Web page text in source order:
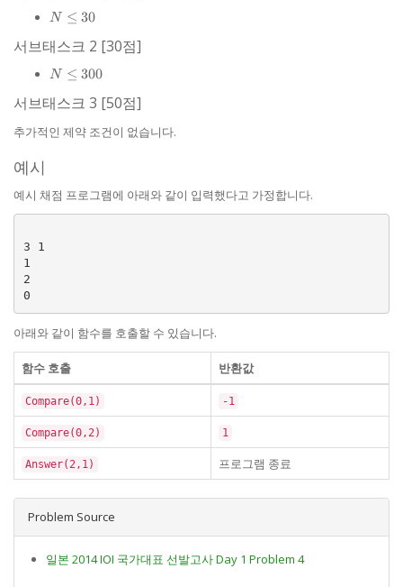
N
30
N ≤ 30
서브태스크 2 [30점]
N
300
N ≤ 300
서브태스크 3 [50점]
추가적인 제약 조건이 없습니다.
예시
예시 채점 프로그램에 아래와 같이 입력했다고 가정합니다.
3 1
1
2
아래와 같이 함수를 호출할 수 있습니다.
함수 호출 반환값
Compare(0,1) -1
Compare(0,2) 1
Answer(2,1) 프로그램 종료
Problem Source
일본 2014 IOI 국가대표 선발고사 Day 1 Problem 4